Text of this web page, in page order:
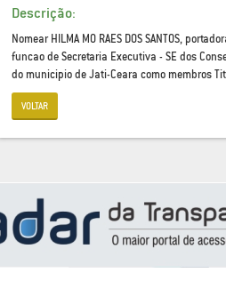
Descrição:
Nomear HILMA MO RAES DOS SANTOS,
funcao de Secretaria Executiva - SE dos
do municipio de Jati-Ceara como membros
VOLTAR